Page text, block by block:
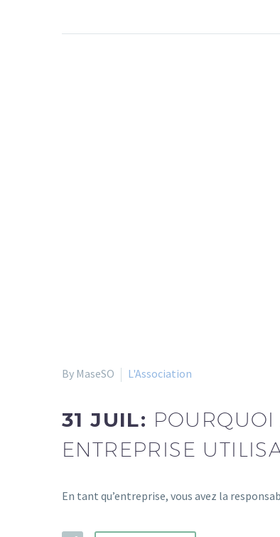
By MaseSO L'Association
31 JUIL:
ENTREPRISE
En tant qu’entreprise, vous avez la